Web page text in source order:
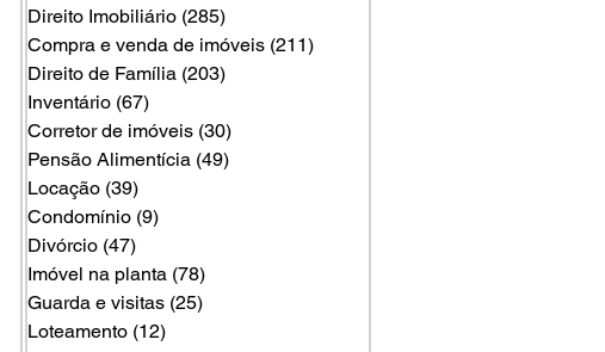
Direito Imobiliário (285)
Compra e venda de imóveis (211)
Direito de Família (203)
Inventário (67)
Corretor de imóveis (30)
Pensão Alimentícia (49)
Locação (39)
Condomínio (9)
Divórcio (47)
Imóvel na planta (78)
Guarda e visitas (25)
Loteamento (12)